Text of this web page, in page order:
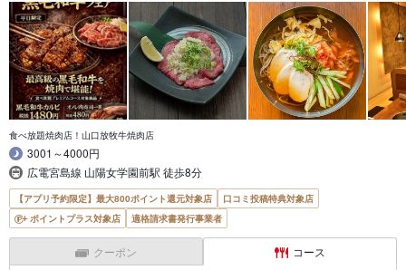
食べ放題焼肉店！山口放牧牛焼肉店
3001～4000円
広電宮島線 山陽女学園前駅 徒歩8分
【アプリ予約限定】最大800ポイント還元対象店
口コミ投稿特典対象店
ポイントプラス対象店
適格請求書発行事業者
クーポン コース